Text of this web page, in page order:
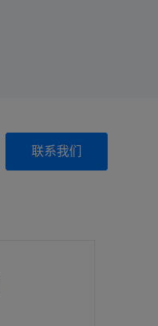
联系我们